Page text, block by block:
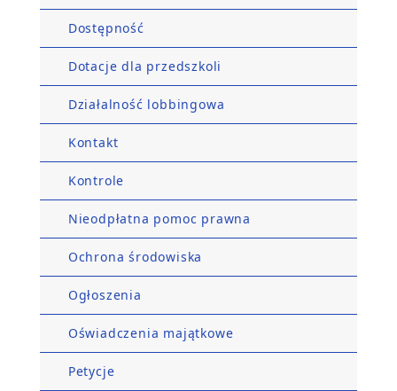
Dostępność
Dotacje dla przedszkoli
Działalność lobbingowa
Kontakt
Kontrole
Nieodpłatna pomoc prawna
Ochrona środowiska
Ogłoszenia
Oświadczenia majątkowe
Petycje